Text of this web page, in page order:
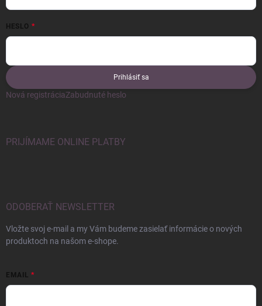
HESLO
Prihlásiť sa
Nová registráciaZabudnuté heslo
PRIJÍMAME ONLINE PLATBY
ODOBERAŤ NEWSLETTER
Vložte svoj e-mail a my Vám budeme zasielať informácie o nových
produktoch na našom e-shope.
EMAIL